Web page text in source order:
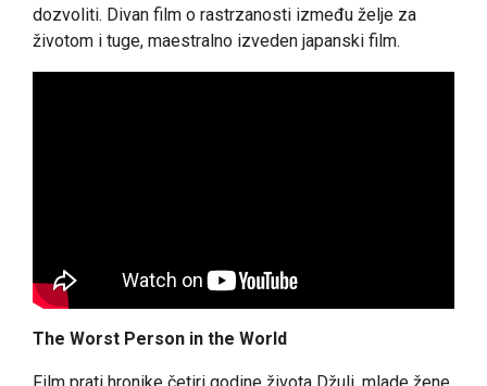
dozvoliti. Divan film o rastrzanosti između želje za
životom i tuge, maestralno izveden japanski film.
The Worst Person in the World